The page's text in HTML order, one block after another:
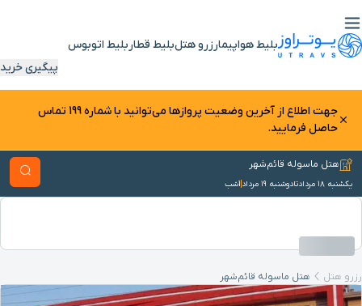
بلیط هواپیمارزرو هتلبلیط قطار بلیط اتوبوس
پیگیری خرید
جهت اطلاع از آخرین وضعیت پرواز‌ها می‌توانید با شماره 199 تماس
حاصل فرمایید.
هتل ماسوله قائم‌شهر
یکشنبه ۱۸ مرداد تادوشنبه ۱۹ مرداد 1شب
رزرو هتل هتل ماسوله قائم‌شهر